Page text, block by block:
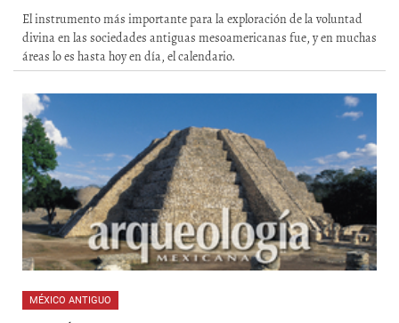
El instrumento más importante para la exploración de la voluntad
divina en las sociedades antiguas mesoamericanas fue, y en muchas
áreas lo es hasta hoy en día, el calendario.
MÉXICO ANTIGUO